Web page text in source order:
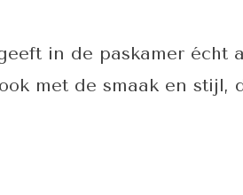
in de paskamer écht
met de smaak en